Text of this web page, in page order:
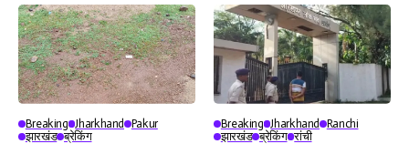
Breaking Jharkhand
Pakur
झारखंड ब्रेकिंग
Breaking Jharkhand
Ranchi
झारखंड ब्रेकिंग रांची